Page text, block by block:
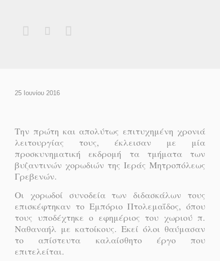
  
25 Ιουνίου 2016
Την πρώτη και απολύτως επιτυχημένη χρονιά
λειτουργίας τους, έκλεισαν με μία
προσκυνηματική εκδρομή τα τμήματα των
βυζαντινών χορωδιών της Ιεράς Μητροπόλεως
Γρεβενών.
Οι χορωδοί συνοδεία των διδασκάλων τους
επισκέφτηκαν το Εμπόριο Πτολεμαΐδος, όπου
τους υποδέχτηκε ο εφημέριος του χωριού π.
Ναθαναήλ με κατοίκους. Εκεί όλοι θαύμασαν
το απίστευτα καλαίσθητο έργο που
επιτελείται.